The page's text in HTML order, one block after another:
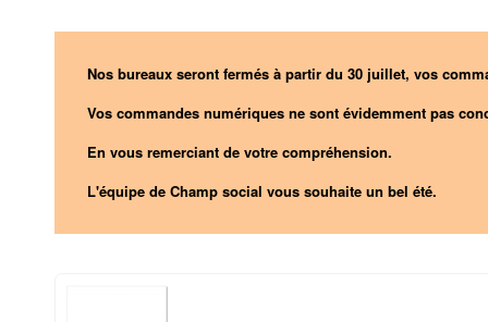
Nos bureaux seront fermés à partir du 30 juillet, vos
Vos commandes numériques ne sont évidemment pas
En vous remerciant de votre compréhension.
L'équipe de Champ social vous souhaite un bel été.